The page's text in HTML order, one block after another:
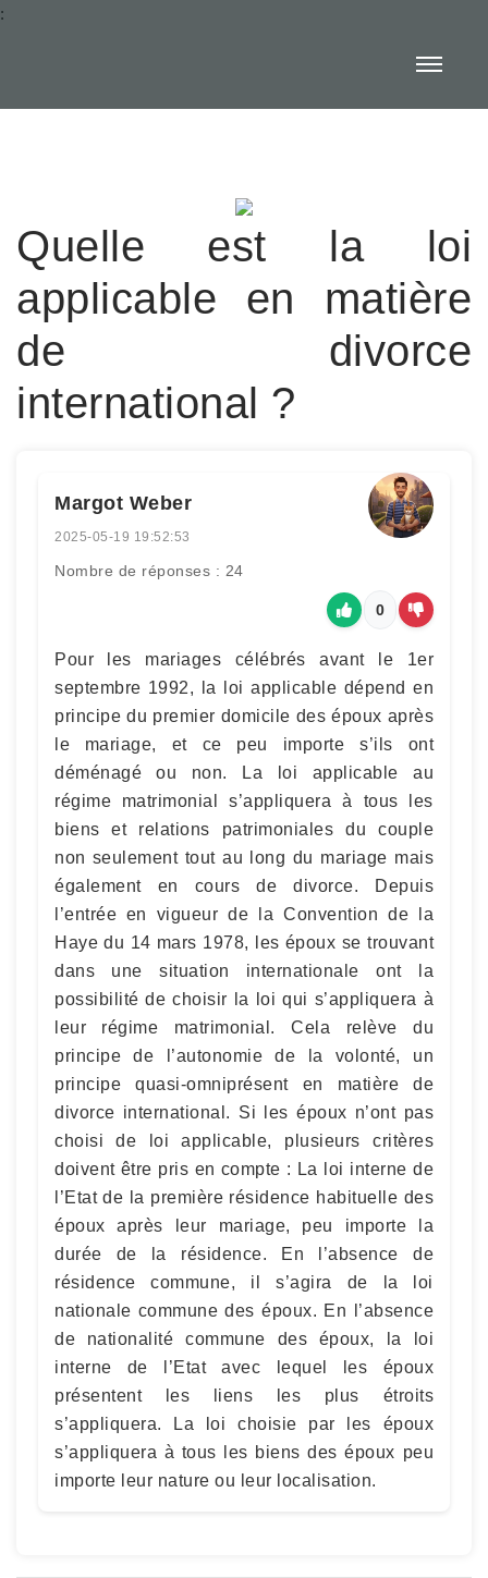
:
Quelle est la loi
applicable en matière
de divorce
international ?
Margot Weber
2025-05-19 19:52:53
Nombre de réponses : 24
0
Pour les mariages célébrés avant le 1er
septembre 1992, la loi applicable dépend en
principe du premier domicile des époux après
le mariage, et ce peu importe s’ils ont
déménagé ou non. La loi applicable au
régime matrimonial s’appliquera à tous les
biens et relations patrimoniales du couple
non seulement tout au long du mariage mais
également en cours de divorce. Depuis
l’entrée en vigueur de la Convention de la
Haye du 14 mars 1978, les époux se trouvant
dans une situation internationale ont la
possibilité de choisir la loi qui s’appliquera à
leur régime matrimonial. Cela relève du
principe de l’autonomie de la volonté, un
principe quasi-omniprésent en matière de
divorce international. Si les époux n’ont pas
choisi de loi applicable, plusieurs critères
doivent être pris en compte : La loi interne de
l’Etat de la première résidence habituelle des
époux après leur mariage, peu importe la
durée de la résidence. En l’absence de
résidence commune, il s’agira de la loi
nationale commune des époux. En l’absence
de nationalité commune des époux, la loi
interne de l’Etat avec lequel les époux
présentent les liens les plus étroits
s’appliquera. La loi choisie par les époux
s’appliquera à tous les biens des époux peu
importe leur nature ou leur localisation.